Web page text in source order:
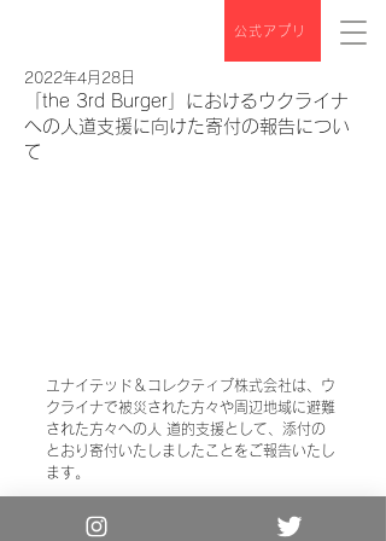
公式アプリ
「the 3rd Burger」におけるウクライナ
への人道支援に向けた寄付の報告につい
て
2022年4月28日
ユナイテッド＆コレクティブ株式会社は、ウ
クライナで被災された方々や周辺地域に避難
された方々への人 道的支援として、添付の
とおり寄付いたしましたことをご報告いたし
ます。
詳細はこちらをご確認ください。